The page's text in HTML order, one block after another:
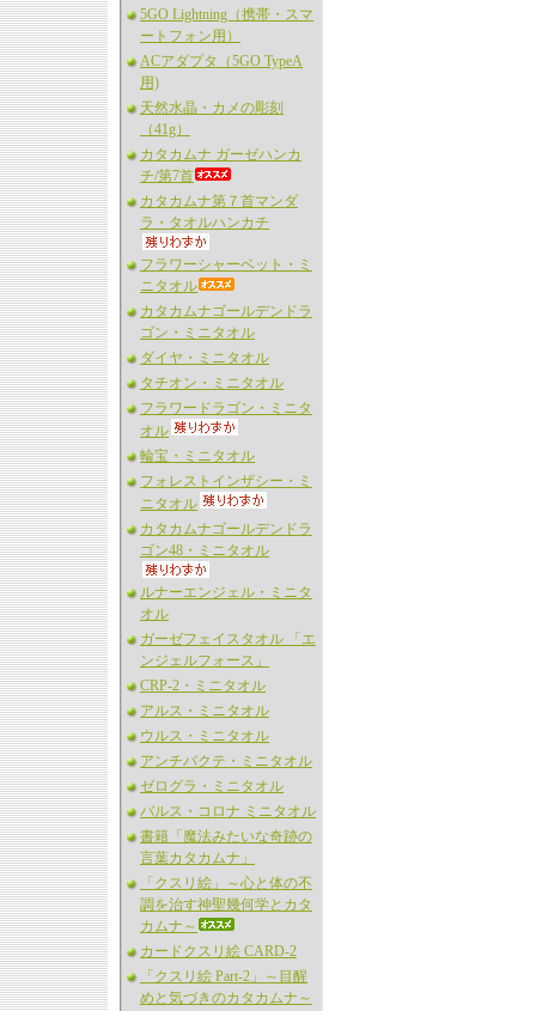
5GO Lightning（携帯・スマ
ートフォン用）
ACアダプタ（5GO TypeA
用)
天然水晶・カメの彫刻
（41g）
カタカムナ ガーゼハンカ
チ/第7首
カタカムナ第７首マンダ
ラ・タオルハンカチ
フラワーシャーベット・ミ
ニタオル
カタカムナゴールデンドラ
ゴン・ミニタオル
ダイヤ・ミニタオル
タチオン・ミニタオル
フラワードラゴン・ミニタ
オル
輪宝・ミニタオル
フォレストインザシー・ミ
ニタオル
カタカムナゴールデンドラ
ゴン48・ミニタオル
ルナーエンジェル・ミニタ
オル
ガーゼフェイスタオル 「エ
ンジェルフォース」
CRP-2・ミニタオル
アルス・ミニタオル
ウルス・ミニタオル
アンチバクテ・ミニタオル
ゼログラ・ミニタオル
バルス・コロナ ミニタオル
書籍「魔法みたいな奇跡の
言葉カタカムナ」
「クスリ絵」～心と体の不
調を治す神聖幾何学とカタ
カムナ～
カードクスリ絵 CARD-2
「クスリ絵 Part-2」～目醒
めと気づきのカタカムナ～